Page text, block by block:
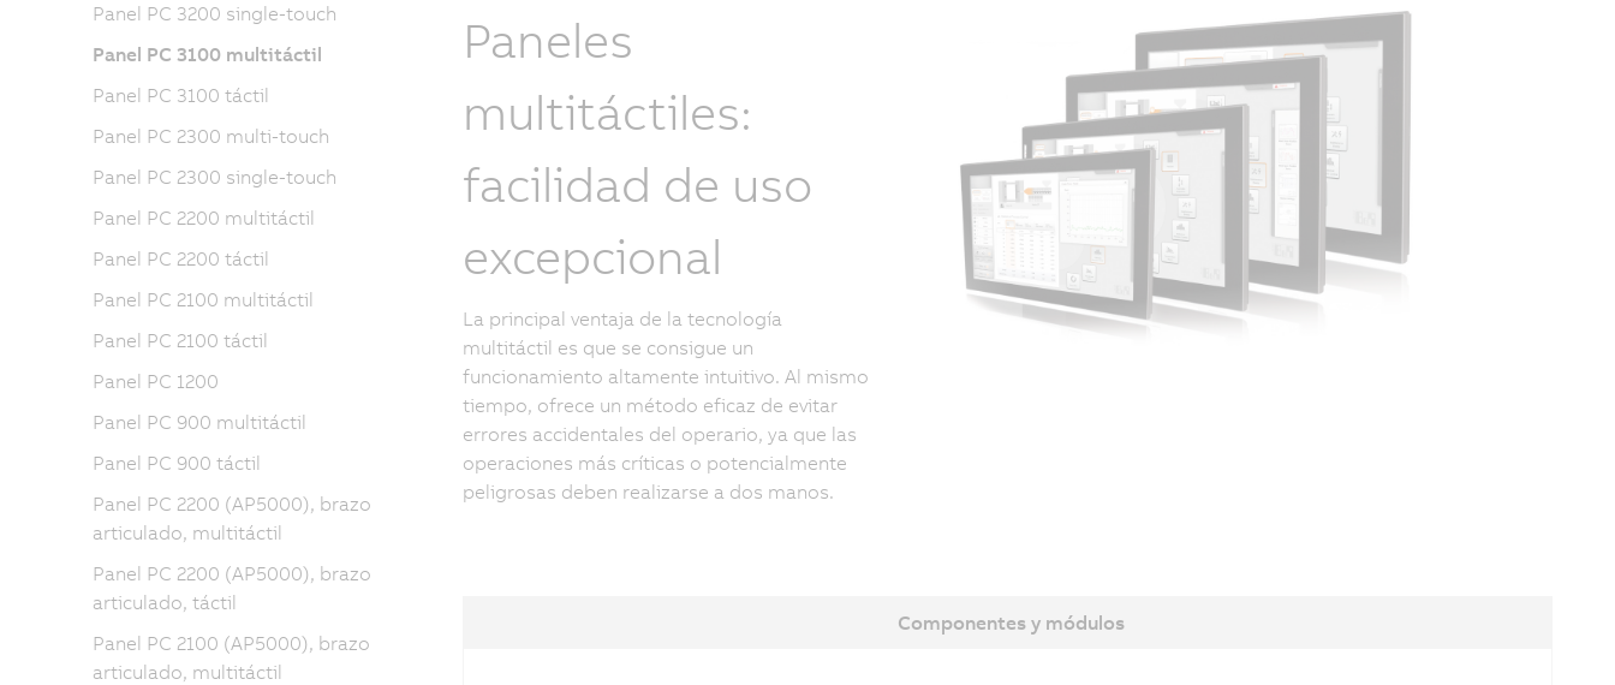
Paneles
multitáctiles:
facilidad de uso
excepcional
La principal ventaja de la tecnología
multitáctil es que se consigue un
funcionamiento altamente intuitivo. Al mismo
tiempo, ofrece un método eficaz de evitar
errores accidentales del operario, ya que las
operaciones más críticas o potencialmente
peligrosas deben realizarse a dos manos.
Componentes y módulos
Panel PC 3200 single-touch
Panel PC 3100 multitáctil
Panel PC 3100 táctil
Panel PC 2300 multi-touch
Panel PC 2300 single-touch
Panel PC 2200 multitáctil
Panel PC 2200 táctil
Panel PC 2100 multitáctil
Panel PC 2100 táctil
Panel PC 1200
Panel PC 900 multitáctil
Panel PC 900 táctil
Panel PC 2200 (AP5000), brazo
articulado, multitáctil
Panel PC 2200 (AP5000), brazo
articulado, táctil
Panel PC 2100 (AP5000), brazo
articulado, multitáctil